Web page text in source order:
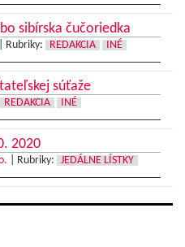
sibírska čučoriedka
Rubriky: REDAKCIA INÉ
súťaže
REDAKCIA INÉ
2020
Rubriky: JEDÁLNE LÍSTKY